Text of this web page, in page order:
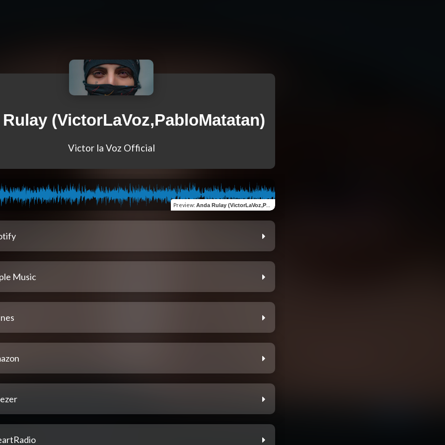
(VictorLaVoz,PabloMatatan)
Victor la Voz Official
Preview: Anda Rulay (VictorLaVoz,PabloMatatan)
Music